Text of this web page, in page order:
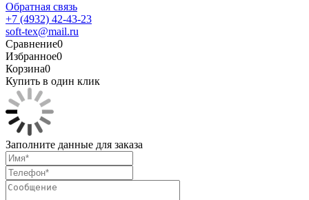
Обратная связь
+7 (4932) 42-43-23
soft-tex@mail.ru
Сравнение0
Избранное0
Корзина0
Купить в один клик
Заполните данные для заказа